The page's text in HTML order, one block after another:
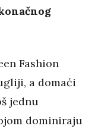
Fashion
a domaći
jednu
dominiraju